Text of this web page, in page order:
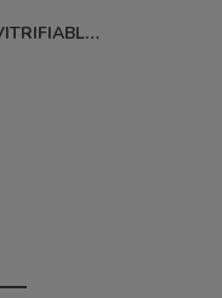
COULEUR VITRIFIABLE DÉCOR SANS PLOMB BLANC VA103